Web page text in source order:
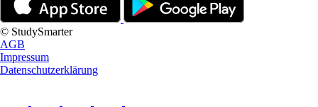
© StudySmarter
AGB
Impressum
Datenschutzerklärung